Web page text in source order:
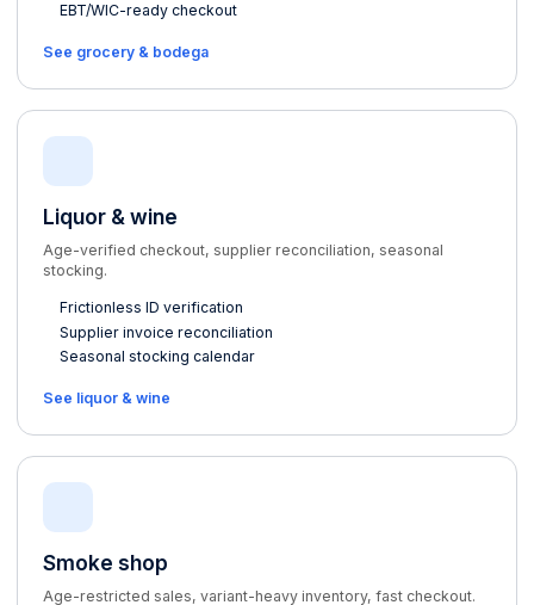
EBT/WIC-ready checkout
See grocery & bodega
Liquor & wine
Age-verified checkout, supplier reconciliation, seasonal
stocking.
Frictionless ID verification
Supplier invoice reconciliation
Seasonal stocking calendar
See liquor & wine
Smoke shop
Age-restricted sales, variant-heavy inventory, fast checkout.